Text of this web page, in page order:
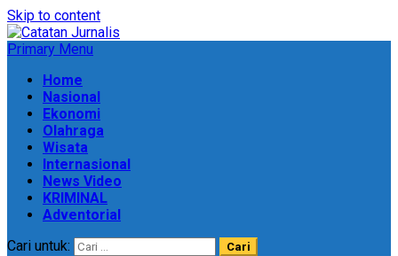
Skip to content
Primary Menu
Home
Nasional
Ekonomi
Olahraga
Wisata
Internasional
News Video
KRIMINAL
Adventorial
Cari untuk: